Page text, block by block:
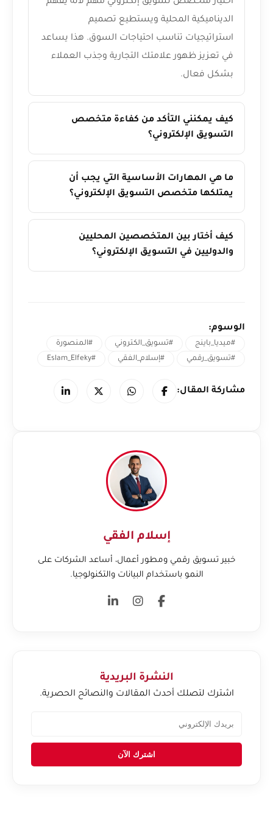
الديناميكية المحلية ويستطيع تصميم
استراتيجيات تناسب احتياجات السوق. هذا يساعد
في تعزيز ظهور علامتك التجارية وجذب العملاء
بشكل فعال.
كيف يمكنني التأكد من كفاءة متخصص
التسويق الإلكتروني؟
ما هي المهارات الأساسية التي يجب أن
يمتلكها متخصص التسويق الإلكتروني؟
كيف أختار بين المتخصصين المحليين
والدوليين في التسويق الإلكتروني؟
الوسوم:
#ميديا_باينج #تسويق_الكتروني
#المنصورة
#تسويق_رقمي
#إسلام_الفقي #Eslam_Elfeky
مشاركة المقال:
إسلام الفقي
خبير تسويق رقمي ومطور أعمال، أساعد الشركات على
النمو باستخدام البيانات والتكنولوجيا.
النشرة البريدية
اشترك لتصلك أحدث المقالات والنصائح الحصرية.
اشترك الآن